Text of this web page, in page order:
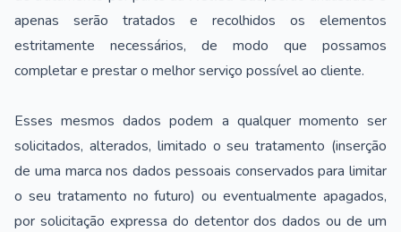
apenas serão tratados e recolhidos os elementos
estritamente necessários, de modo que possamos
completar e prestar o melhor serviço possível ao cliente.
Esses mesmos dados podem a qualquer momento ser
solicitados, alterados, limitado o seu tratamento (inserção
de uma marca nos dados pessoais conservados para limitar
o seu tratamento no futuro) ou eventualmente apagados,
por solicitação expressa do detentor dos dados ou de um